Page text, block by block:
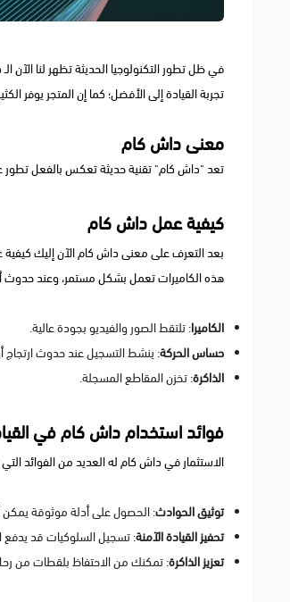
في ظل تطور التكنولوجيا الحديثة تظهر لنا
تجربة القيادة إلى الأفضل؛ كما إن المتجر يوفر
معنى داش كام
تعد "داش كام" تقنية حديثة تعكس بالفعل تطور
كيفية عمل داش كام
بعد التعرف على معنى داش كام الآن إليك كيفية
هذه الكاميرات تعمل بشكل مستمر، وعند حدوث
الكاميرا: تلتقط الصور والفيديو بجودة عالية.
حساس الحركة: ينشط التسجيل عند حدوث ارتجاج
الذاكرة: تخزن المقاطع المسجلة.
فوائد استخدام داش كام في
الاستثمار في داش كام له العديد من الفوائد التي
توثيق الحوادث: الحصول على أدلة موثوقة
تحفيز القيادة الآمنة: تسجيل السلوكيات قد يدفع
تعزيز الذاكرة: تمكنك من الاحتفاظ بلقطات من